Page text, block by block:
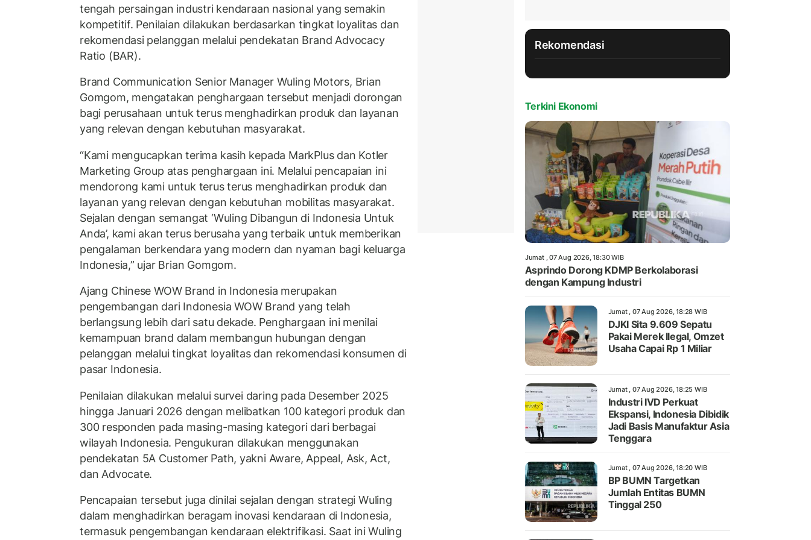
tengah persaingan industri kendaraan nasional yang semakin
kompetitif. Penilaian dilakukan berdasarkan tingkat loyalitas dan
rekomendasi pelanggan melalui pendekatan Brand Advocacy
Ratio (BAR).
Brand Communication Senior Manager Wuling Motors, Brian
Gomgom, mengatakan penghargaan tersebut menjadi dorongan
bagi perusahaan untuk terus menghadirkan produk dan layanan
yang relevan dengan kebutuhan masyarakat.
“Kami mengucapkan terima kasih kepada MarkPlus dan Kotler
Marketing Group atas penghargaan ini. Melalui pencapaian ini
mendorong kami untuk terus terus menghadirkan produk dan
layanan yang relevan dengan kebutuhan mobilitas masyarakat.
Sejalan dengan semangat ‘Wuling Dibangun di Indonesia Untuk
Anda’, kami akan terus berusaha yang terbaik untuk memberikan
pengalaman berkendara yang modern dan nyaman bagi keluarga
Indonesia,” ujar Brian Gomgom.
Ajang Chinese WOW Brand in Indonesia merupakan
pengembangan dari Indonesia WOW Brand yang telah
berlangsung lebih dari satu dekade. Penghargaan ini menilai
kemampuan brand dalam membangun hubungan dengan
pelanggan melalui tingkat loyalitas dan rekomendasi konsumen di
pasar Indonesia.
Penilaian dilakukan melalui survei daring pada Desember 2025
hingga Januari 2026 dengan melibatkan 100 kategori produk dan
300 responden pada masing-masing kategori dari berbagai
wilayah Indonesia. Pengukuran dilakukan menggunakan
pendekatan 5A Customer Path, yakni Aware, Appeal, Ask, Act,
dan Advocate.
Pencapaian tersebut juga dinilai sejalan dengan strategi Wuling
dalam menghadirkan beragam inovasi kendaraan di Indonesia,
termasuk pengembangan kendaraan elektrifikasi. Saat ini Wuling
Rekomendasi
Terkini Ekonomi
Jumat , 07 Aug 2026, 18:30 WIB
Asprindo Dorong KDMP Berkolaborasi
dengan Kampung Industri
Jumat , 07 Aug 2026, 18:28 WIB
DJKI Sita 9.609 Sepatu
Pakai Merek Ilegal, Omzet
Usaha Capai Rp 1 Miliar
Jumat , 07 Aug 2026, 18:25 WIB
Industri IVD Perkuat
Ekspansi, Indonesia Dibidik
Jadi Basis Manufaktur Asia
Tenggara
Jumat , 07 Aug 2026, 18:20 WIB
BP BUMN Targetkan
Jumlah Entitas BUMN
Tinggal 250